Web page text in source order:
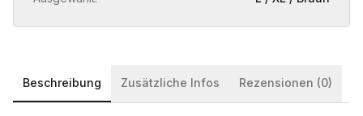
Beschreibung Zusätzliche Infos Rezensionen (0)